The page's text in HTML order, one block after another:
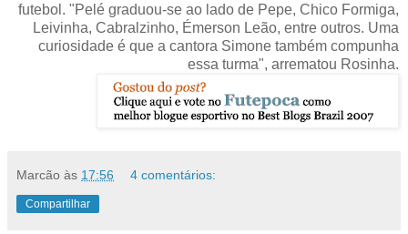
futebol. "Pelé graduou-se ao lado de Pepe, Chico Formiga,
Leivinha, Cabralzinho, Émerson Leão, entre outros. Uma
curiosidade é que a cantora Simone também compunha
essa turma", arrematou Rosinha.
Marcão às 17:56 4 comentários:
Compartilhar